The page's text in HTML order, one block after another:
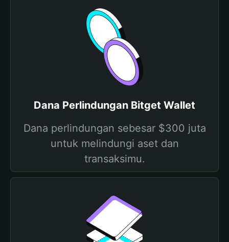
Dana Perlindungan Bitget Wallet
Dana perlindungan sebesar $300 juta
untuk melindungi aset dan
transaksimu.